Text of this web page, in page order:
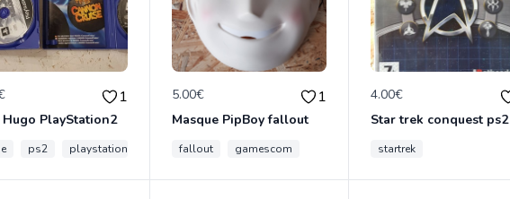
1
Hugo PlayStation2
ps2 playstation
5.00€ 1
Masque PipBoy fallout
fallout gamescom
4.00€
Star trek conquest ps2
startrek